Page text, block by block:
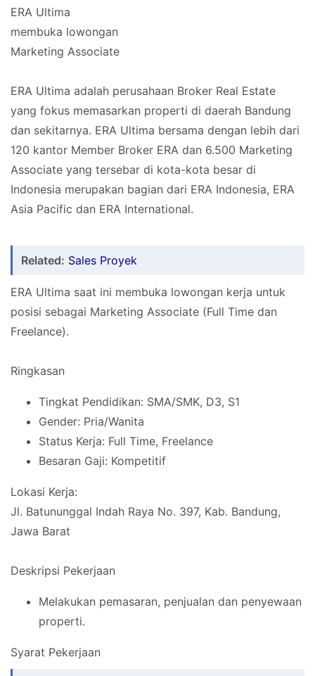
ERA Ultima
membuka lowongan
Marketing Associate
ERA Ultima adalah perusahaan Broker Real Estate
yang fokus memasarkan properti di daerah Bandung
dan sekitarnya. ERA Ultima bersama dengan lebih dari
120 kantor Member Broker ERA dan 6.500 Marketing
Associate yang tersebar di kota-kota besar di
Indonesia merupakan bagian dari ERA Indonesia, ERA
Asia Pacific dan ERA International.
Related: Sales Proyek
ERA Ultima saat ini membuka lowongan kerja untuk
posisi sebagai Marketing Associate (Full Time dan
Freelance).
Ringkasan
Tingkat Pendidikan: SMA/SMK, D3, S1
Gender: Pria/Wanita
Status Kerja: Full Time, Freelance
Besaran Gaji: Kompetitif
Lokasi Kerja:
Jl. Batununggal Indah Raya No. 397, Kab. Bandung,
Jawa Barat
Deskripsi Pekerjaan
Melakukan pemasaran, penjualan dan penyewaan
properti.
Syarat Pekerjaan